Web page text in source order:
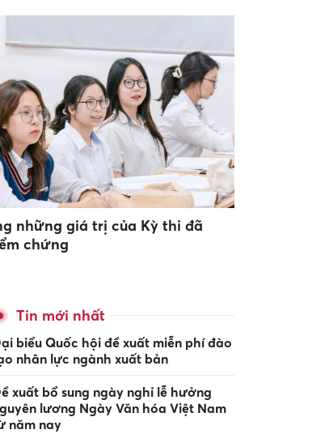
những giá trị của Kỳ thi đã
chứng
Tin mới nhất
biểu Quốc hội đề xuất miễn phí đào
nhân lực ngành xuất bản
xuất bổ sung ngày nghỉ lễ hưởng
lương Ngày Văn hóa Việt Nam
năm nay